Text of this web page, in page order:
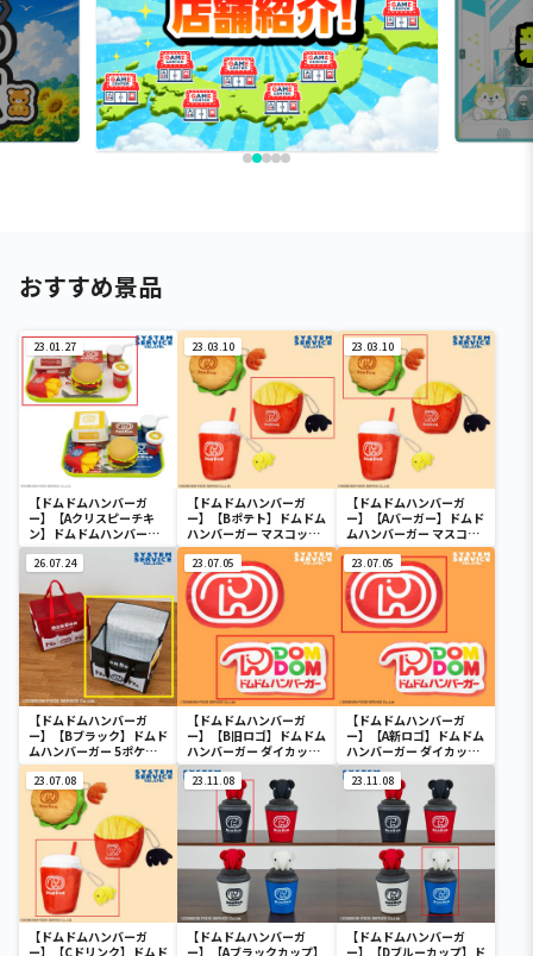
おすすめ景品
23.01.27
【ドムドムハンバーガ
ー】【Aクリスピーチキ
ン】ドムドムハンバーガ
ー ファーストフードおも
ちゃセット
23.03.10
【ドムドムハンバーガ
ー】【Bポテト】ドムドム
ハンバーガー マスコット
付きポーチ
23.03.10
【ドムドムハンバーガ
ー】【Aバーガー】ドムド
ムハンバーガー マスコッ
ト付きポーチ
26.07.24
【ドムドムハンバーガ
ー】【Bブラック】ドムド
ムハンバーガー 5ポケッ
ト付き保冷バッグ
23.07.05
【ドムドムハンバーガ
ー】【B旧ロゴ】ドムドム
ハンバーガー ダイカット
クッション
23.07.05
【ドムドムハンバーガ
ー】【A新ロゴ】ドムドム
ハンバーガー ダイカット
クッション
23.07.08
【ドムドムハンバーガ
ー】【Cドリンク】ドムド
23.11.08
【ドムドムハンバーガ
ー】【Aブラックカップ】
23.11.08
【ドムドムハンバーガ
ー】【Dブルーカップ】ド